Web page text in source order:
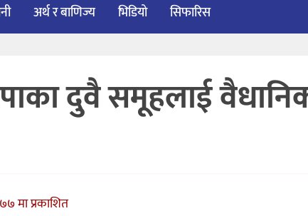
अर्थ र बाणिज्य भिडियो सिफारिस
दुवै समूहलाई
मा प्रकाशित